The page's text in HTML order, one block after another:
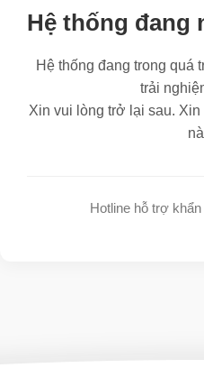
Hệ thống đang
Hệ thống đang trong quá
trải
Xin vui lòng trở lại sau.
Hotline hỗ trợ khẩn